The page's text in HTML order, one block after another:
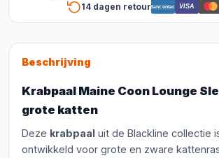
14 dagen retourBancontact VISA
Beschrijving
Krabpaal Maine Coon Lounge
grote katten
Deze krabpaal uit de Blackline collectie
ontwikkeld voor grote en zware